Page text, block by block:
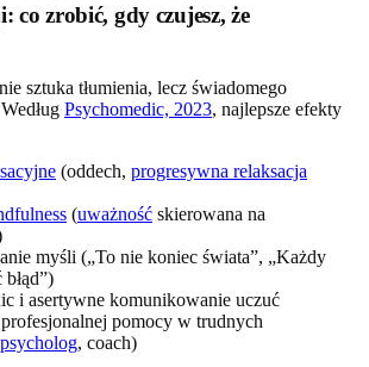
co zrobić, gdy czujesz, że
sztuka tłumienia, lecz świadomego
Psychomedic, 2023, najlepsze efekty
(oddech, progresywna relaksacja
(uważność skierowana na
myśli („To nie koniec świata”, „Każdy
błąd”)
i asertywne komunikowanie uczuć
pomocy w trudnych
psycholog, coach)